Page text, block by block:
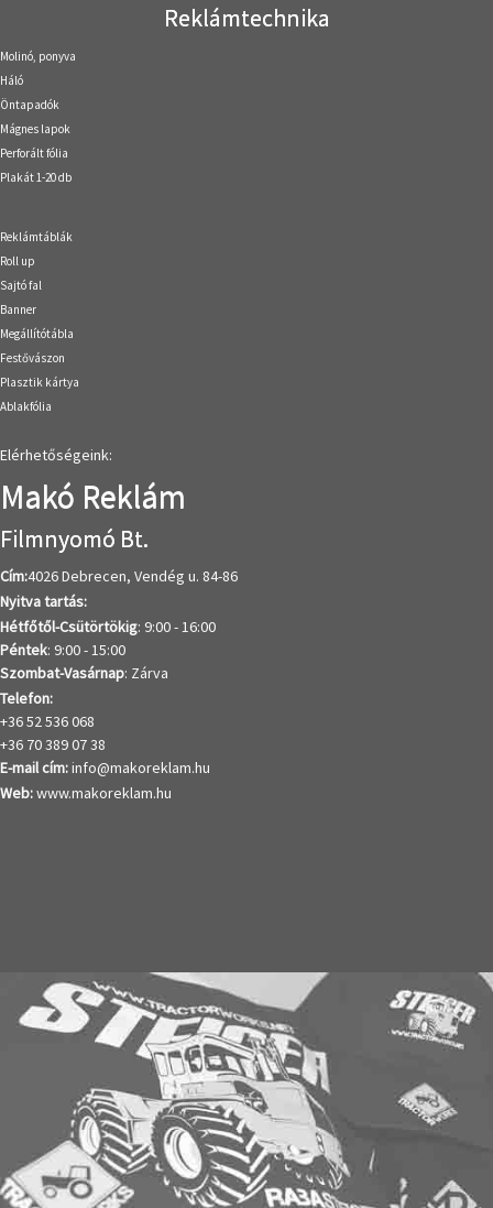
Reklámtechnika
Molinó, ponyva
Háló
Öntapadók
Mágnes lapok
Perforált fólia
Plakát 1-20 db
Reklámtáblák
Roll up
Sajtó fal
Banner
Megállítótábla
Festővászon
Plasztik kártya
Ablakfólia
Elérhetőségeink:
Makó Reklám
Filmnyomó Bt.
Cím:4026 Debrecen, Vendég u. 84-86
Nyitva tartás:
Hétfőtől-Csütörtökig: 9:00 - 16:00
Péntek: 9:00 - 15:00
Szombat-Vasárnap: Zárva
Telefon:
+36 52 536 068
+36 70 389 07 38
E-mail cím:info@makoreklam.hu
Web:www.makoreklam.hu